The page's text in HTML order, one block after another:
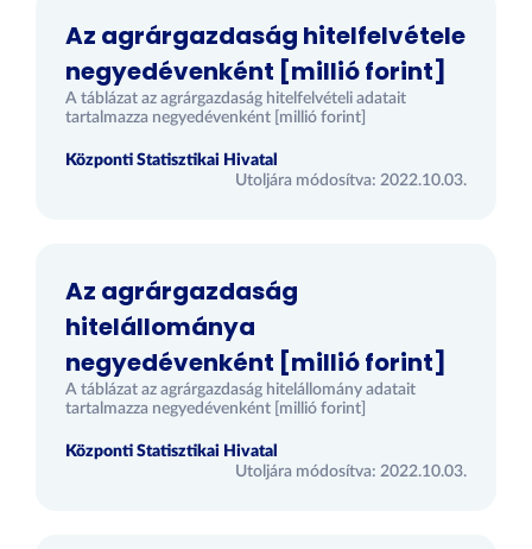
Az agrárgazdaság hitelfelvétele
negyedévenként [millió forint]
A táblázat az agrárgazdaság hitelfelvételi adatait
tartalmazza negyedévenként [millió forint]
Központi Statisztikai Hivatal
Utoljára módosítva: 2022.10.03.
Az agrárgazdaság
hitelállománya
negyedévenként [millió forint]
A táblázat az agrárgazdaság hitelállomány adatait
tartalmazza negyedévenként [millió forint]
Központi Statisztikai Hivatal
Utoljára módosítva: 2022.10.03.